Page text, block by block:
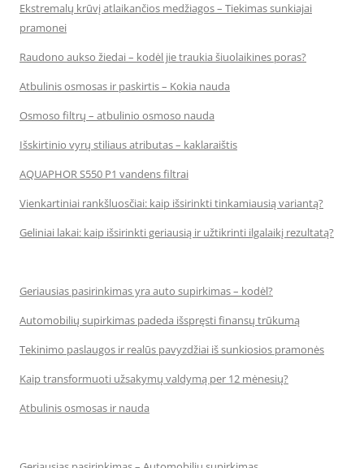
Ekstremalų krūvį atlaikančios medžiagos – Tiekimas sunkiajai
pramonei
Raudono aukso žiedai – kodėl jie traukia šiuolaikines poras?
Atbulinis osmosas ir paskirtis – Kokia nauda
Osmoso filtrų – atbulinio osmoso nauda
Išskirtinio vyrų stiliaus atributas – kaklaraištis
AQUAPHOR S550 P1 vandens filtrai
Vienkartiniai rankšluosčiai: kaip išsirinkti tinkamiausią variantą?
Geliniai lakai: kaip išsirinkti geriausią ir užtikrinti ilgalaikį rezultatą?
Geriausias pasirinkimas yra auto supirkimas – kodėl?
Automobilių supirkimas padeda išspręsti finansų trūkumą
Tekinimo paslaugos ir realūs pavyzdžiai iš sunkiosios pramonės
Kaip transformuoti užsakymų valdymą per 12 mėnesių?
Atbulinis osmosas ir nauda